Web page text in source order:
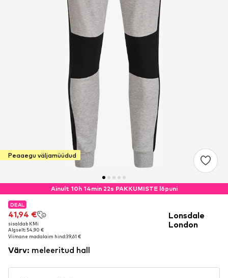
Peaaegu väljamüüdud
Ainult 10h 14min 21s PAKKUMISTE lõpuni
DEAL
41,94 €
sisaldab KMi
Algselt: 54,90 €
Viimane madalaim hind:39,61 €
DEAL
41,94 €
sisaldab KMi
Algselt: 54,90 €
Viimane madalaim hind:39,61 €
Lonsdale
London
Värv: meleeritud hall